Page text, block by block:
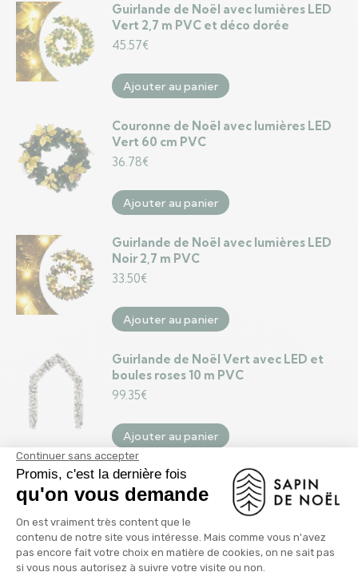
Guirlande de Noël avec lumières LED
Vert 2,7 m PVC et déco dorée
45.57€
Ajouter au panier
Couronne de Noël avec lumières LED
Vert 60 cm PVC
36.78€
Ajouter au panier
Guirlande de Noël avec lumières LED
Noir 2,7 m PVC
33.50€
Ajouter au panier
Guirlande de Noël Vert avec LED et
boules roses 10 m PVC
99.35€
Ajouter au panier
Guirlande de Noël avec LED et boules
Vert 20 m PVC
Ajouter au panier